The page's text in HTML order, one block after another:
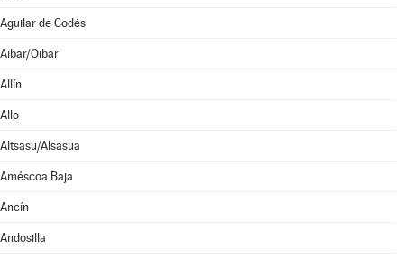
Aguilar de Codés
Aibar/Oibar
Allín
Allo
Altsasu/Alsasua
Améscoa Baja
Ancín
Andosilla